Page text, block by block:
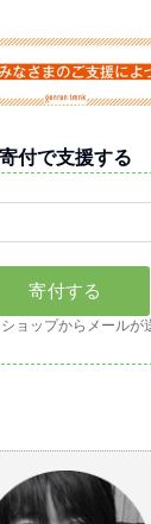
寄付で支援する
ョップからメールが